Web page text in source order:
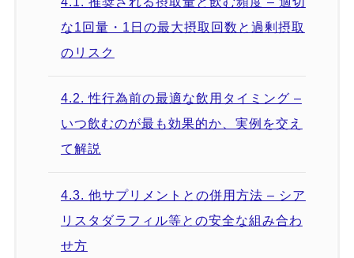
な1回量・1日の最大摂取回数と過剰摂取
のリスク
4.2.性行為前の最適な飲用タイミング –
いつ飲むのが最も効果的か、実例を交え
て解説
4.3. 他サプリメントとの併用方法 – シア
リスタダラフィル等との安全な組み合わ
せ方